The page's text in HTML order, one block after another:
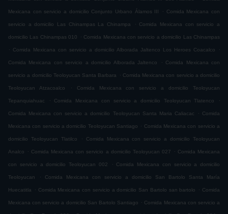
Mexicana con servicio a domicilio Conjunto Urbano Álamos III . Comida Mexicana con
servicio a domicilio Las Chinampas La Chinampa . Comida Mexicana con servicio a
domicilio Las Chinampas 010 . Comida Mexicana con servicio a domicilio Las Chinampas
.
Comida Mexicana con servicio a domicilio Alborada Jaltenco Los Heroes Coacalco .
Comida Mexicana con servicio a domicilio Alborada Jaltenco . Comida Mexicana con
servicio a domicilio Teoloyucan Santa Barbara . Comida Mexicana con servicio a domicilio
Teoloyucan Atzacoalco . Comida Mexicana con servicio a domicilio Teoloyucan
Tepanquiahuac . Comida Mexicana con servicio a domicilio Teoloyucan Tlatenco .
Comida Mexicana con servicio a domicilio Teoloyucan Santa Maria Caliacac . Comida
Mexicana con servicio a domicilio Teoloyucan Santiago . Comida Mexicana con servicio a
domicilio Teoloyucan Tlatilco . Comida Mexicana con servicio a domicilio Teoloyucan
Analco . Comida Mexicana con servicio a domicilio Teoloyucan 027 . Comida Mexicana
con servicio a domicilio Teoloyucan 002 . Comida Mexicana con servicio a domicilio
Teoloyucan . Comida Mexicana con servicio a domicilio San Bartolo Santa María
Huecatitla . Comida Mexicana con servicio a domicilio San Bartolo san bartolo . Comida
Mexicana con servicio a domicilio San Bartolo Santiago . Comida Mexicana con servicio a